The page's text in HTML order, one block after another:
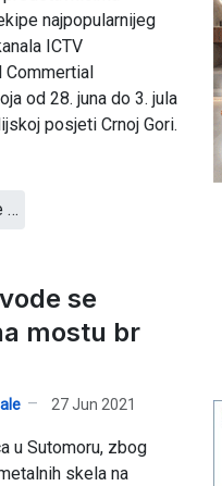
najpopularnijeg
ICTV
Commertial
od 28. juna do 3. jula
posjeti Crnoj Gori.
…
se
mostu br
27 Jun 2021
u Sutomoru, zbog
skela na